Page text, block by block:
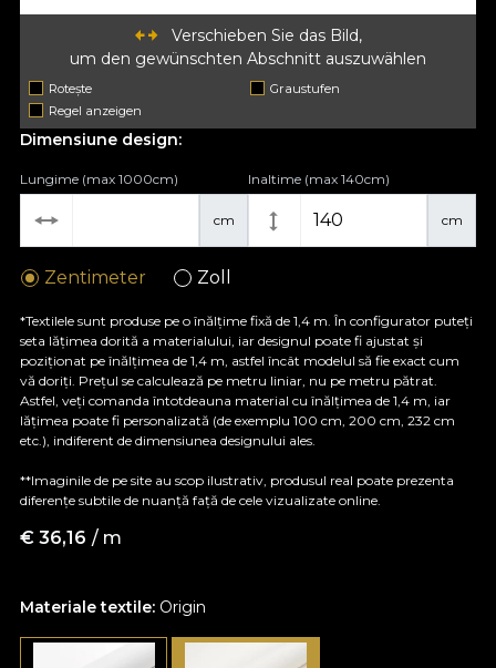
Verschieben Sie das Bild,
um den gewünschten Abschnitt auszuwählen
Rotește
Graustufen
Regel anzeigen
Materiale textile: Origin
Dimensiune design:
cm
Lungime (max 1000cm)
cm
Inaltime (max 140cm)
Zentimeter Zoll
*Textilele sunt produse pe o înălțime fixă de 1,4 m. În configurator puteți
seta lățimea dorită a materialului, iar designul poate fi ajustat și
poziționat pe înălțimea de 1,4 m, astfel încât modelul să fie exact cum
vă doriți. Prețul se calculează pe metru liniar, nu pe metru pătrat.
Astfel, veți comanda întotdeauna material cu înălțimea de 1,4 m, iar
lățimea poate fi personalizată (de exemplu 100 cm, 200 cm, 232 cm
etc.), indiferent de dimensiunea designului ales.
**Imaginile de pe site au scop ilustrativ, produsul real poate prezenta
diferențe subtile de nuanță față de cele vizualizate online.
€ 36,16 / m